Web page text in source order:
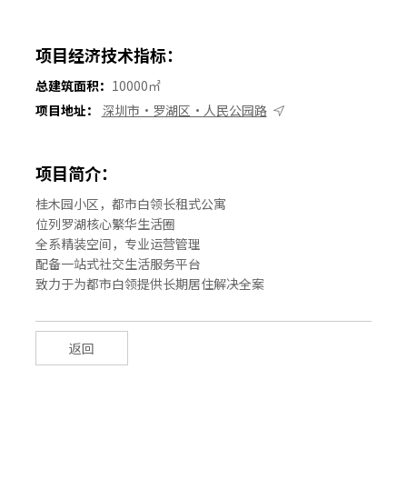
项目经济技术指标：
总建筑面积： 10000㎡
项目地址：
深圳市·罗湖区·人民公园路
项目简介：
桂木园小区，都市白领长租式公寓
位列罗湖核心繁华生活圈
全系精装空间，专业运营管理
配备一站式社交生活服务平台
致力于为都市白领提供长期居住解决全案
返回